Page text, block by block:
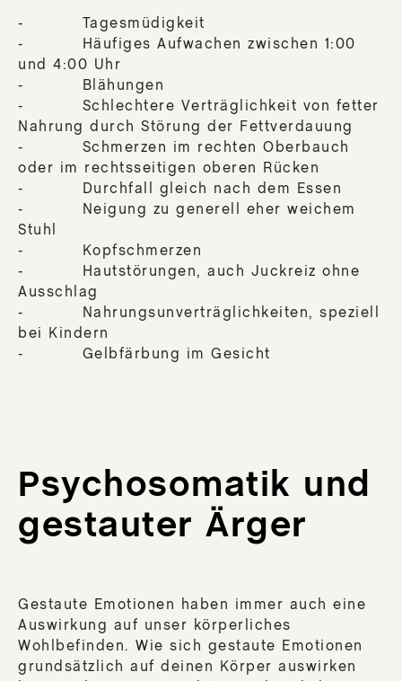
- Tagesmüdigkeit
- Häufiges Aufwachen zwischen 1:00
und 4:00 Uhr
- Blähungen
- Schlechtere Verträglichkeit von fetter
Nahrung durch Störung der Fettverdauung
- Schmerzen im rechten Oberbauch
oder im rechtsseitigen oberen Rücken
- Durchfall gleich nach dem Essen
- Neigung zu generell eher weichem
Stuhl
- Kopfschmerzen
- Hautstörungen, auch Juckreiz ohne
Ausschlag
- Nahrungsunverträglichkeiten, speziell
bei Kindern
- Gelbfärbung im Gesicht
Psychosomatik und
gestauter Ärger
Gestaute Emotionen haben immer auch eine
Auswirkung auf unser körperliches
Wohlbefinden. Wie sich gestaute Emotionen
grundsätzlich auf deinen Körper auswirken